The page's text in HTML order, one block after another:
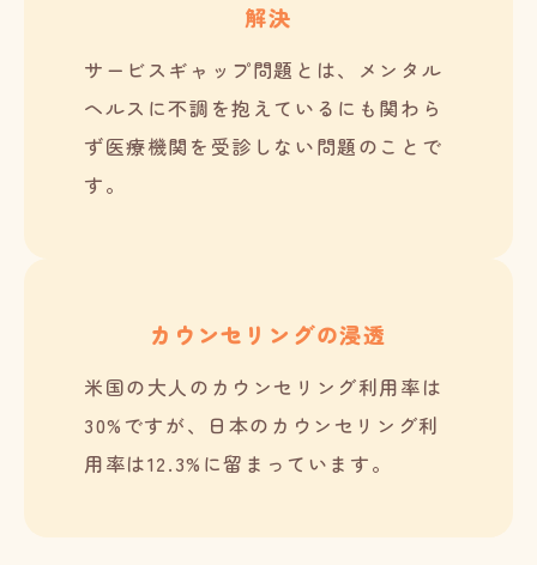
解決
サービスギャップ問題とは、メンタル
ヘルスに不調を抱えているにも関わら
ず医療機関を受診しない問題のことで
す。
カウンセリングの浸透
米国の大人のカウンセリング利用率は
30%ですが、日本のカウンセリング利
用率は12.3%に留まっています。